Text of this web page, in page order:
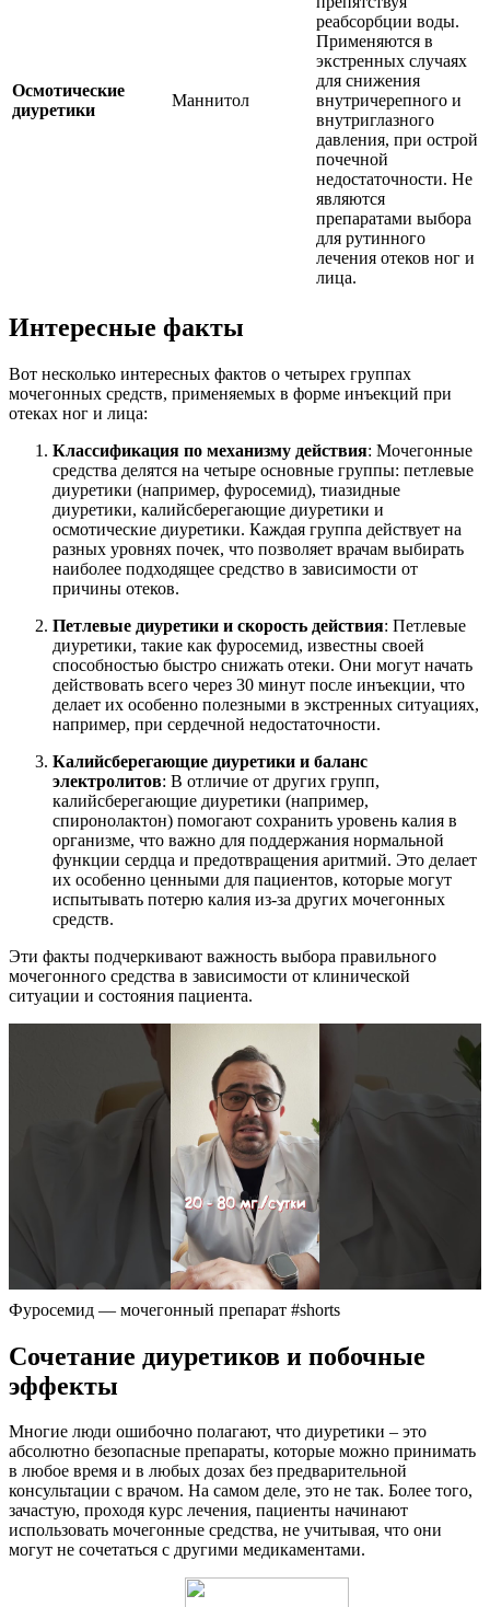
Осмотические
диуретики
Маннитол
реабсорбции воды.
Применяются в
экстренных случаях
для снижения
внутричерепного и
внутриглазного
давления, при острой
почечной
недостаточности. Не
являются
препаратами выбора
для рутинного
лечения отеков ног и
лица.
Интересные факты
Вот несколько интересных фактов о четырех группах
мочегонных средств, применяемых в форме инъекций при
отеках ног и лица:
Классификация по механизму действия: Мочегонные
средства делятся на четыре основные группы: петлевые
диуретики (например, фуросемид), тиазидные
диуретики, калийсберегающие диуретики и
осмотические диуретики. Каждая группа действует на
разных уровнях почек, что позволяет врачам выбирать
наиболее подходящее средство в зависимости от
причины отеков.
Петлевые диуретики и скорость действия: Петлевые
диуретики, такие как фуросемид, известны своей
способностью быстро снижать отеки. Они могут начать
действовать всего через 30 минут после инъекции, что
делает их особенно полезными в экстренных ситуациях,
например, при сердечной недостаточности.
Калийсберегающие диуретики и баланс
электролитов: В отличие от других групп,
калийсберегающие диуретики (например,
спиронолактон) помогают сохранить уровень калия в
организме, что важно для поддержания нормальной
функции сердца и предотвращения аритмий. Это делает
их особенно ценными для пациентов, которые могут
испытывать потерю калия из-за других мочегонных
средств.
Эти факты подчеркивают важность выбора правильного
мочегонного средства в зависимости от клинической
ситуации и состояния пациента.
Фуросемид — мочегонный препарат #shorts
Сочетание диуретиков и побочные
эффекты
Многие люди ошибочно полагают, что диуретики – это
абсолютно безопасные препараты, которые можно принимать
в любое время и в любых дозах без предварительной
консультации с врачом. На самом деле, это не так. Более того,
зачастую, проходя курс лечения, пациенты начинают
использовать мочегонные средства, не учитывая, что они
могут не сочетаться с другими медикаментами.